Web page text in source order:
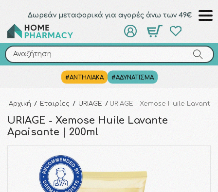
Δωρεάν μεταφορικά για αγορές άνω των 49€
Αναζήτηση
#ΑΝΤΗΛΙΑΚΑ #ΑΔΥΝΑΤΙΣΜΑ
Αναζήτηση
Αρχική / Εταιρίες / URIAGE / URIAGE - Xemose Huile
URIAGE - Xemose Huile Lavante
Apaisante | 200ml